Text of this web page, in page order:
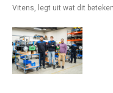
Vitens, legt uit wat dit